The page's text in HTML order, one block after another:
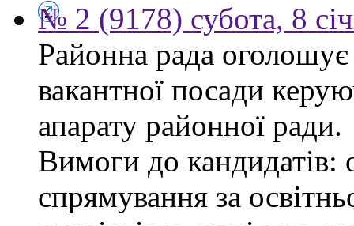
№ 2 (9178) субота, 8
Районна рада
вакантної посади
апарату районної ради.
Вимоги до кандидатів:
спрямування за